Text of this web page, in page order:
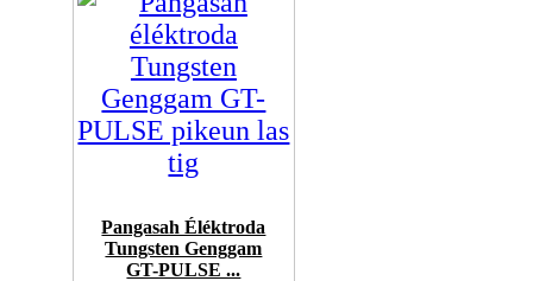
Pangasah Éléktroda
Tungsten Genggam
GT-PULSE ...